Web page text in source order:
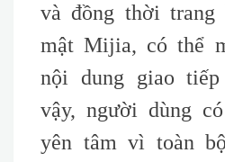
và đồng thời
mật Mijia, có thể
nội dung giao
vậy, người dùng
yên tâm vì toàn